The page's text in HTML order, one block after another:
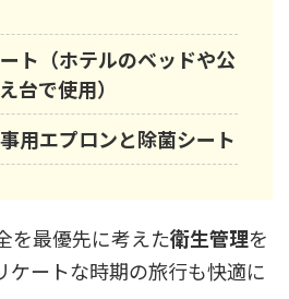
ト（ホテルのベッドや公
台で使用）
用エプロンと除菌シート
を最優先に考えた衛生管理を
ケートな時期の旅行も快適に